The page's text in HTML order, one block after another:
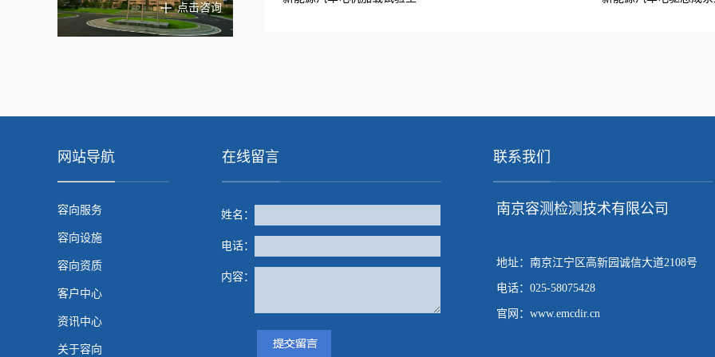
点击咨询
网站导航 在线留言 联系我们
容向服务
容向设施
容向资质
客户中心
资讯中心
关于容向
姓名：
电话：
内容：
南京容测检测技术有限公司
地址：南京江宁区高新园诚信大道2108号
电话：025-58075428
官网：www.emcdir.cn